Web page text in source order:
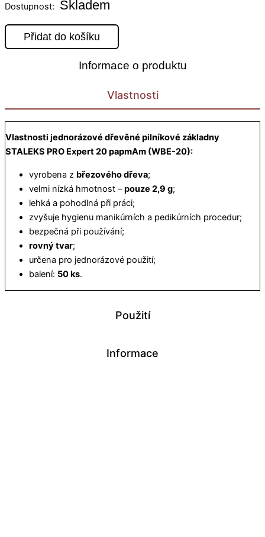
Dostupnost: Skladem
Přidat do košíku
Informace o produktu
Vlastnosti
Použití
Informace
Vlastnosti jednorázové dřevěné pilníkové základny
STALEKS PRO Expert 20 papmAm (WBE-20):
vyrobena z březového dřeva;
velmi nízká hmotnost –pouze 2,9 g;
lehká a pohodlná při práci;
zvyšuje hygienu manikúrních a pedikúrních procedur;
bezpečná při používání;
rovný tvar;
určena pro jednorázové použití;
balení: 50 ks.